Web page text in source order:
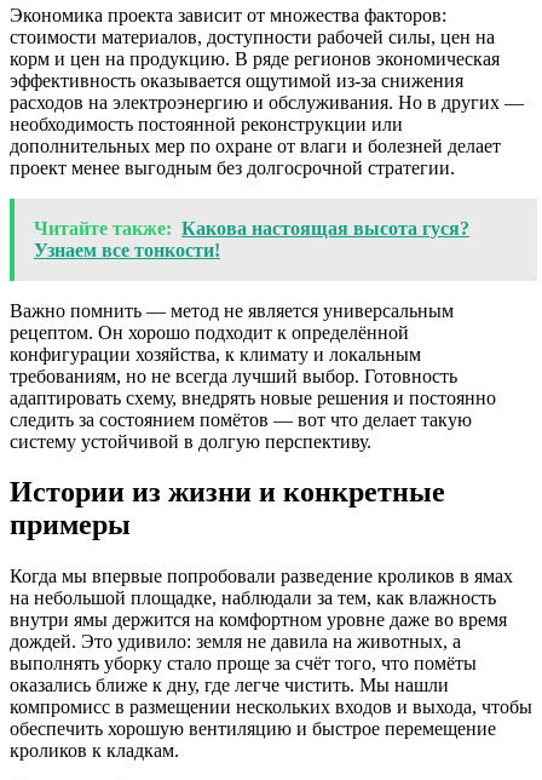
Экономика проекта зависит от множества факторов:
стоимости материалов, доступности рабочей силы, цен на
корм и цен на продукцию. В ряде регионов экономическая
эффективность оказывается ощутимой из-за снижения
расходов на электроэнергию и обслуживания. Но в других —
необходимость постоянной реконструкции или
дополнительных мер по охране от влаги и болезней делает
проект менее выгодным без долгосрочной стратегии.
Читайте также: Какова настоящая высота гуся?
Узнаем все тонкости!
Важно помнить — метод не является универсальным
рецептом. Он хорошо подходит к определённой
конфигурации хозяйства, к климату и локальным
требованиям, но не всегда лучший выбор. Готовность
адаптировать схему, внедрять новые решения и постоянно
следить за состоянием помётов — вот что делает такую
систему устойчивой в долгую перспективу.
Истории из жизни и конкретные
примеры
Когда мы впервые попробовали разведение кроликов в ямах
на небольшой площадке, наблюдали за тем, как влажность
внутри ямы держится на комфортном уровне даже во время
дождей. Это удивило: земля не давила на животных, а
выполнять уборку стало проще за счёт того, что помёты
оказались ближе к дну, где легче чистить. Мы нашли
компромисс в размещении нескольких входов и выхода, чтобы
обеспечить хорошую вентиляцию и быстрое перемещение
кроликов к кладкам.